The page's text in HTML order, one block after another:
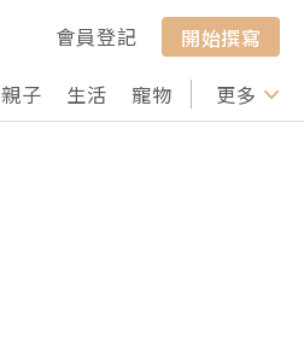
會員登記
開始撰寫
親子 生活 寵物 行山 打卡
更多